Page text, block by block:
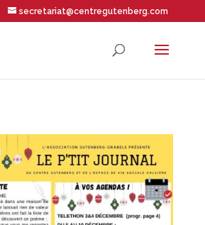
secretariat@centregutenberg.com